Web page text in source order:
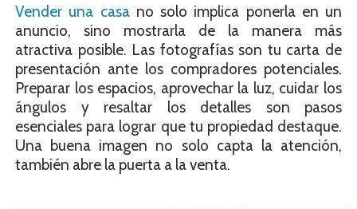
Vender una casano solo implica ponerla en un
anuncio, sino mostrarla de la manera más
atractiva posible. Las fotografías son tu carta de
presentación ante los compradores potenciales.
Preparar los espacios, aprovechar la luz, cuidar los
ángulos y resaltar los detalles son pasos
esenciales para lograr que tu propiedad destaque.
Una buena imagen no solo capta la atención,
también abre la puerta a la venta.